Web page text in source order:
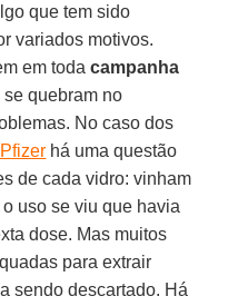
que tem sido
variados motivos.
em todacampanha
se quebram no
No caso dos
há uma questão
de cada vidro: vinham
uso se viu que havia
dose. Mas muitos
para extrair
sendo descartado. Há